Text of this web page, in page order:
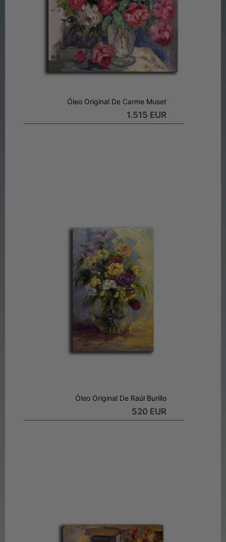
Óleo Original De Carme Muset
1.515 EUR
Óleo Original De Raúl Burillo
520 EUR